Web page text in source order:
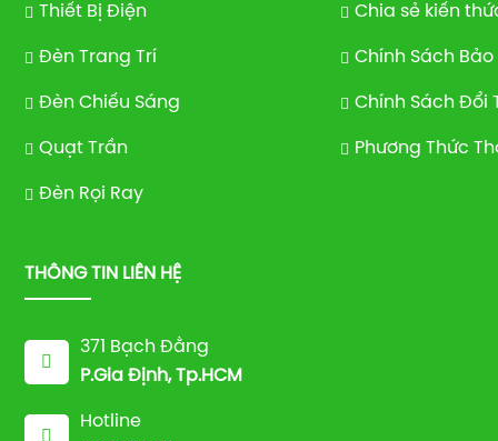
Thiết Bị Điện
Đèn Trang Trí
Đèn Chiếu Sáng
Quạt Trần
Đèn Rọi Ray
Chia sẻ kiến
Chính Sách Bảo
Chính Sách Đổi
Phương Thức
THÔNG TIN LIÊN HỆ
371 Bạch Đằng
P.Gia Định, Tp.HCM
Hotline